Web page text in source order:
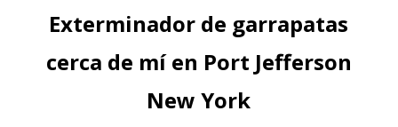
Exterminador de garrapatas
cerca de mí en Port Jefferson
New York